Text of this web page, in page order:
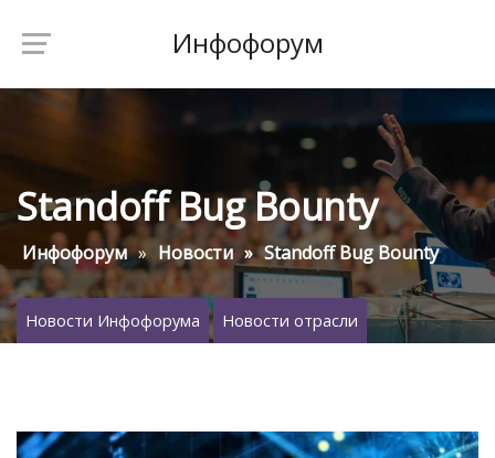
Инфофорум
Standoff Bug Bounty
Инфофорум Новости Standoff Bug Bounty
Новости Инфофорума Новости отрасли